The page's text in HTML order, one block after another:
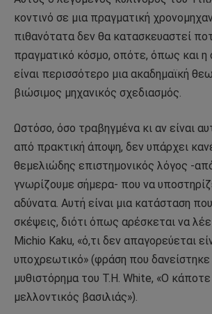
κοντινό σε μια πραγματική
πιθανότατα δεν θα κατασκευαστεί
πραγματικό κόσμο, οπότε, όπως και η
είναι περισσότερο μια ακαδημαϊκή
βιώσιμος μηχανικός σχεδιασμός.
Ωστόσο, όσο τραβηγμένα κι αν είναι
από πρακτική άποψη, δεν υπάρχει
θεμελιώδης επιστημονικός λόγος -
γνωρίζουμε σήμερα- που να
αδύνατα. Αυτή είναι μια κατάσταση
σκέψεις, διότι όπως αρέσκεται να
Michio Kaku, «ό,τι δεν απαγορεύεται
υποχρεωτικό» (φράση που
μυθιστόρημα του T.H. White, «Ο κάποτε
μελλοντικός βασιλιάς»).